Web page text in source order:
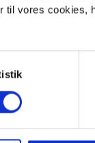
til vores